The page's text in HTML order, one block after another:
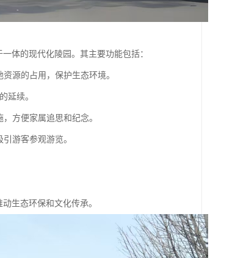
体的现代化陵园。其主要功能包括：
源的占用，保护生态环境。
延续。
方便家属追思和纪念。
游客参观游览。
生态环保和文化传承。